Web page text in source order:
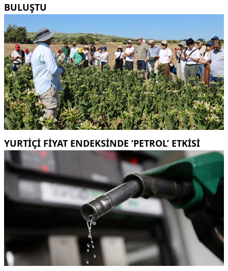
BULUŞTU
YURTIÇI FIYAT ENDEKSINDE ‘PETROL’ ETKISI